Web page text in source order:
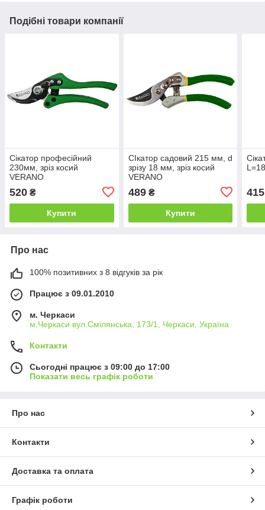
Подібні товари компанії
Сікатор професійний
230мм, зріз косий
VERANO
520 ₴
Купити
СІкатор садовий 215 мм, d
зрізу 18 мм, зріз косий
VERANO
489₴
Купити
415
Про нас
100% позитивних з 8 відгуків за рік
Працює з 09.01.2010
м. Черкаси
м.Черкаси вул.Смілянська, 173/1, Черкаси, Україна
Контакти
Сьогодні працює з 09:00 до 17:00
Показати весь графік роботи
Про нас
Контакти
Доставка та оплата
Графік роботи